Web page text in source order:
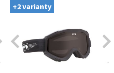
+2 varianty